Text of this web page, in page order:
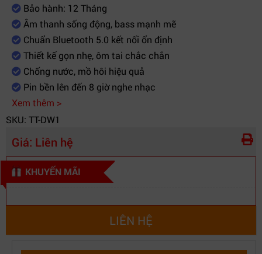
Bảo hành: 12 Tháng
Âm thanh sống động, bass mạnh mẽ
Chuẩn Bluetooth 5.0 kết nối ổn định
Thiết kế gọn nhẹ, ôm tai chắc chắn
Chống nước, mồ hôi hiệu quả
Pin bền lên đến 8 giờ nghe nhạc
Xem thêm >
SKU: TT-DW1
Giá: Liên hệ
KHUYẾN MÃI
LIÊN HỆ